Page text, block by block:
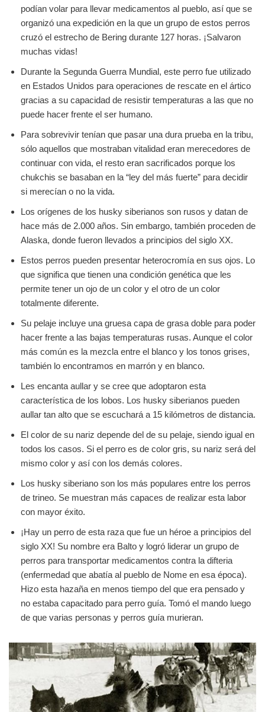
podían volar para llevar medicamentos al pueblo, así que se
organizó una expedición en la que un grupo de estos perros
cruzó el estrecho de Bering durante 127 horas. ¡Salvaron
muchas vidas!
Durante la Segunda Guerra Mundial, este perro fue utilizado
en Estados Unidos para operaciones de rescate en el ártico
gracias a su capacidad de resistir temperaturas a las que no
puede hacer frente el ser humano.
Para sobrevivir tenían que pasar una dura prueba en la tribu,
sólo aquellos que mostraban vitalidad eran merecedores de
continuar con vida, el resto eran sacrificados porque los
chukchis se basaban en la “ley del más fuerte” para decidir
si merecían o no la vida.
Los orígenes de los husky siberianos son rusos y datan de
hace más de 2.000 años. Sin embargo, también proceden de
Alaska, donde fueron llevados a principios del siglo XX.
Estos perros pueden presentar heterocromía en sus ojos. Lo
que significa que tienen una condición genética que les
permite tener un ojo de un color y el otro de un color
totalmente diferente.
Su pelaje incluye una gruesa capa de grasa doble para poder
hacer frente a las bajas temperaturas rusas. Aunque el color
más común es la mezcla entre el blanco y los tonos grises,
también lo encontramos en marrón y en blanco.
Les encanta aullar y se cree que adoptaron esta
característica de los lobos. Los husky siberianos pueden
aullar tan alto que se escuchará a 15 kilómetros de distancia.
El color de su nariz depende del de su pelaje, siendo igual en
todos los casos. Si el perro es de color gris, su nariz será del
mismo color y así con los demás colores.
Los husky siberiano son los más populares entre los perros
de trineo. Se muestran más capaces de realizar esta labor
con mayor éxito.
¡Hay un perro de esta raza que fue un héroe a principios del
siglo XX! Su nombre era Balto y logró liderar un grupo de
perros para transportar medicamentos contra la difteria
(enfermedad que abatía al pueblo de Nome en esa época).
Hizo esta hazaña en menos tiempo del que era pensado y
no estaba capacitado para perro guía. Tomó el mando luego
de que varias personas y perros guía murieran.